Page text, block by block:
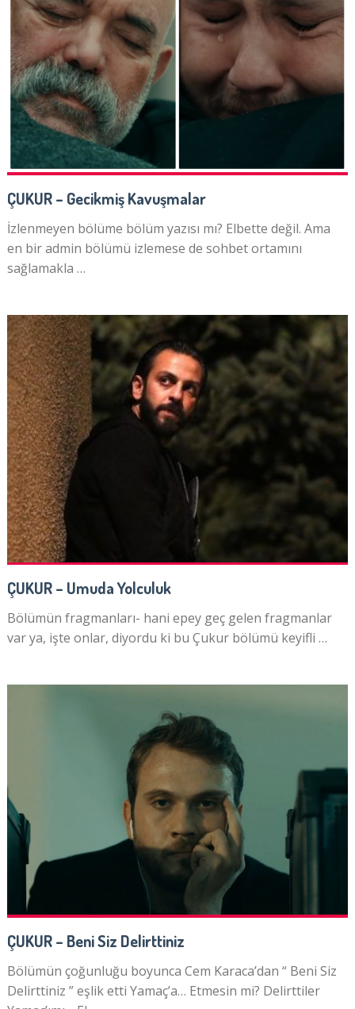
ÇUKUR – Gecikmiş Kavuşmalar
İzlenmeyen bölüme bölüm yazısı mı? Elbette değil. Ama
en bir admin bölümü izlemese de sohbet ortamını
sağlamakla …
ÇUKUR – Umuda Yolculuk
Bölümün fragmanları- hani epey geç gelen fragmanlar
var ya, işte onlar, diyordu ki bu Çukur bölümü keyifli …
ÇUKUR – Beni Siz Delirttiniz
Bölümün çoğunluğu boyunca Cem Karaca’dan “ Beni Siz
Delirttiniz ” eşlik etti Yamaç’a… Etmesin mi? Delirttiler